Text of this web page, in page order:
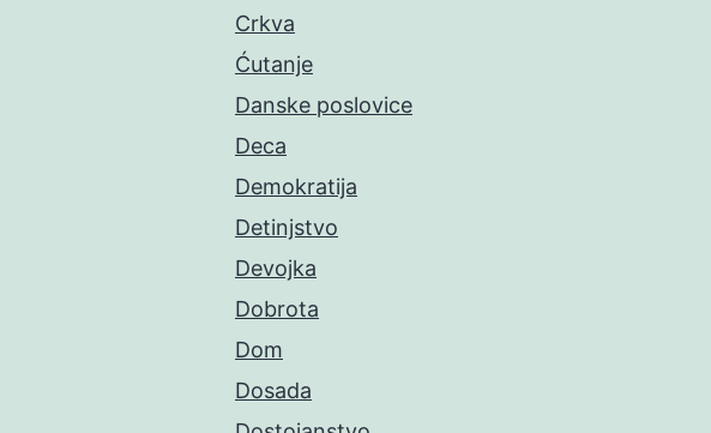
Crkva
Ćutanje
Danske poslovice
Deca
Demokratija
Detinjstvo
Devojka
Dobrota
Dom
Dosada